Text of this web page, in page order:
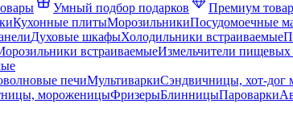
Умный подбор подарков
Премиум
Кухонные плитыМорозильникиПосудомоечные
Духовые шкафыХолодильники встраиваемые
встраиваемыеИзмельчители пищевых
печиМультиваркиСэндвичницы, хот-дог
мороженицыФризерыБлинницыПароварки